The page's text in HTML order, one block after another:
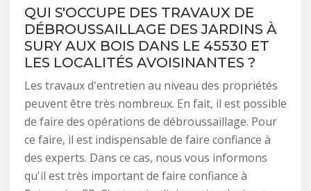
QUI S'OCCUPE DES TRAVAUX DE
DÉBROUSSAILLAGE DES JARDINS À
SURY AUX BOIS DANS LE 45530 ET
LES LOCALITÉS AVOISINANTES ?
Les travaux d'entretien au niveau des propriétés
peuvent être très nombreux. En fait, il est possible
de faire des opérations de débroussaillage. Pour
ce faire, il est indispensable de faire confiance à
des experts. Dans ce cas, nous vous informons
qu'il est très important de faire confiance à